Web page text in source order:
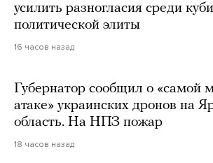
усилить разногласия среди
политической элиты
16 часов назад
Губернатор сообщил о «самой
атаке» украинских дронов на
область. На НПЗ пожар
18 часов назад